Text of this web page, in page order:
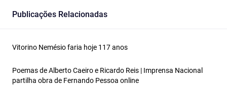
Publicações Relacionadas
Vitorino Nemésio faria hoje 117 anos
Poemas de Alberto Caeiro e Ricardo Reis | Imprensa Nacional
partilha obra de Fernando Pessoa online